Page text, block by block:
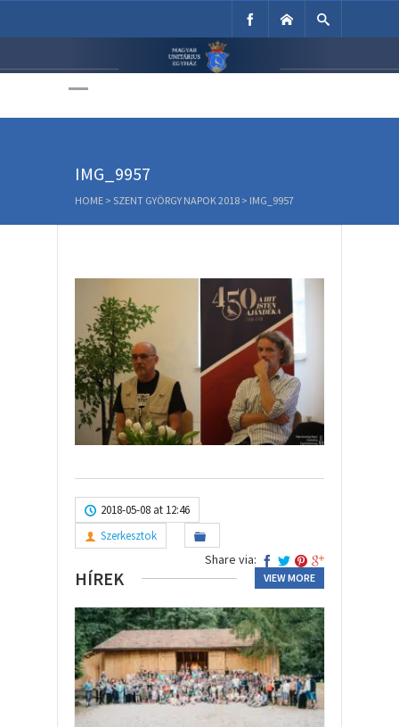
Unitárius Egyház
IMG_9957
HOME > SZENT GYÖRGY NAPOK 2018 > IMG_9957
2018-05-08 at 12:46
Szerkesztok
Share via:
HÍREK VIEW MORE